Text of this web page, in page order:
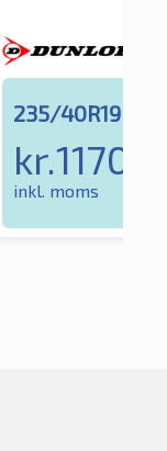
235/40R19
kr.
inkl. moms